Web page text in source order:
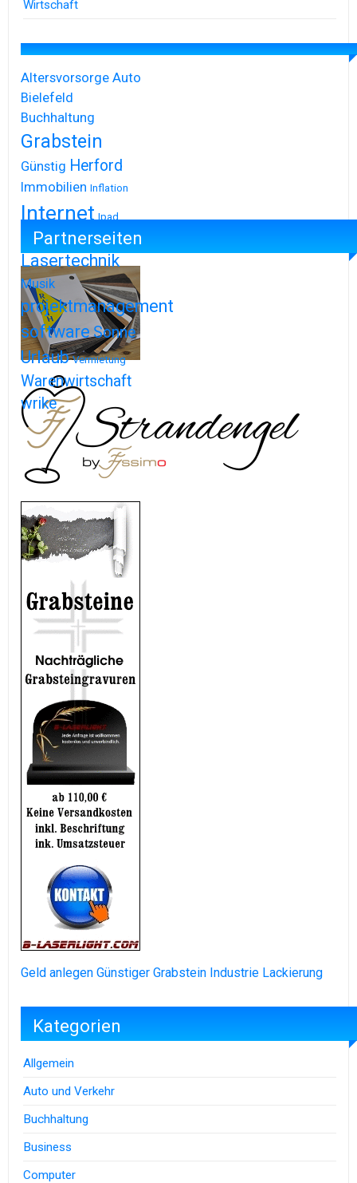
Wirtschaft
Altersvorsorge Auto
Bielefeld
Buchhaltung
Grabstein
Günstig Herford
Immobilien Inflation
Internet Ipad
Iphone
Lasertechnik
Musik
projektmanagement
softwareSonne
Urlaub Vermietung
Warenwirtschaft
wrike
Partnerseiten
Geld anlegen Günstiger Grabstein Industrie Lackierung
Kategorien
Allgemein
Auto und Verkehr
Buchhaltung
Business
Computer